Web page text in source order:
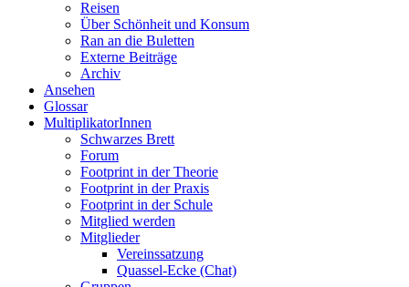
Reisen
Über Schönheit und Konsum
Ran an die Buletten
Externe Beiträge
Archiv
Ansehen
Glossar
MultiplikatorInnen
Schwarzes Brett
Forum
Footprint in der Theorie
Footprint in der Praxis
Footprint in der Schule
Mitglied werden
Mitglieder
Vereinssatzung
Quassel-Ecke (Chat)